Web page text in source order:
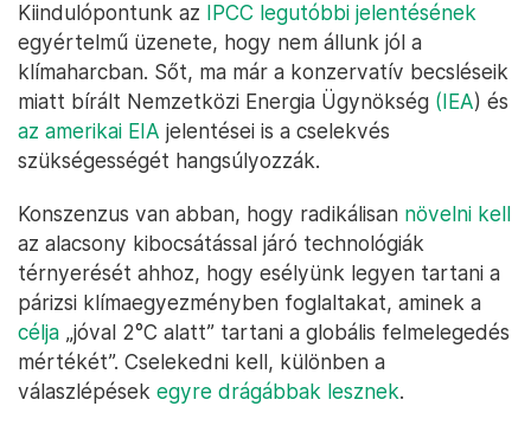
Kiindulópontunk az IPCC legutóbbi jelentésének
egyértelmű üzenete, hogy nem állunk jól a
klímaharcban. Sőt, ma már a konzervatív becsléseik
miatt bírált Nemzetközi Energia Ügynökség (IEA) és
az amerikai EIA jelentései is a cselekvés
szükségességét hangsúlyozzák.
Konszenzus van abban, hogy radikálisan növelni kell
az alacsony kibocsátással járó technológiák
térnyerését ahhoz, hogy esélyünk legyen tartani a
párizsi klímaegyezményben foglaltakat, aminek a
célja „jóval 2°C alatt” tartani a globális felmelegedés
mértékét”. Cselekedni kell, különben a
válaszlépések egyre drágábbak lesznek.